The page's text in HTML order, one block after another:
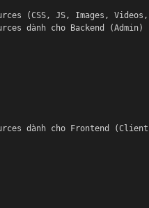
(CSS, JS, Images, Videos,
dành cho Backend (Admin)
dành cho Frontend (Client